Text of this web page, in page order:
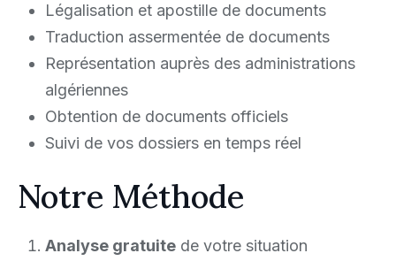
Légalisation et apostille de documents
Traduction assermentée de documents
Représentation auprès des administrations
algériennes
Obtention de documents officiels
Suivi de vos dossiers en temps réel
Notre Méthode
Analyse gratuitede votre situation